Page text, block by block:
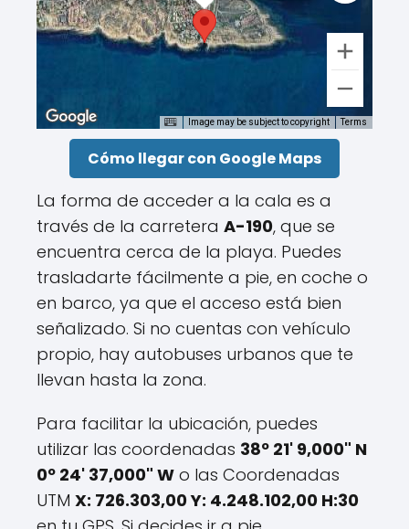
Image may be subject to copyright Terms
Cómo llegar con Google Maps
La forma de acceder a la cala es a
través de la carretera A-190, que se
encuentra cerca de la playa. Puedes
trasladarte fácilmente a pie, en coche o
en barco, ya que el acceso está bien
señalizado. Si no cuentas con vehículo
propio, hay autobuses urbanos que te
llevan hasta la zona.
Para facilitar la ubicación, puedes
utilizar las coordenadas 38º 21' 9,000" N
0º 24' 37,000" W o las Coordenadas
UTM X: 726.303,00 Y: 4.248.102,00 H:30